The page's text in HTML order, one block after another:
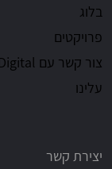
בלוג
פרויקטים
צור קשר עם Urban Digital
עלינו
יצירת קשר